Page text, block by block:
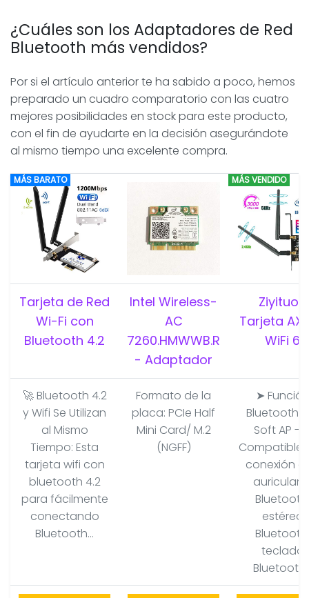
¿Cuáles son los Adaptadores de Red
Bluetooth más vendidos?
Por si el artículo anterior te ha sabido a poco, hemos
preparado un cuadro comparatorio con las cuatro
mejores posibilidades en stock para este producto,
con el fin de ayudarte en la decisión asegurándote
al mismo tiempo una excelente compra.
MÁS BARATO MÁS VENDIDO
Tarjeta de Red
Wi-Fi con
Bluetooth 4.2
Intel Wireless-
AC
7260.HMWWB.R
- Adaptador
Ziyituod
Tarjeta
WiFi 6
🚀 Bluetooth 4.2
y Wifi Se Utilizan
al Mismo
Tiempo: Esta
tarjeta wifi con
bluetooth 4.2
para fácilmente
conectando
Bluetooth...
Formato de la
placa: PCIe Half
Mini Card/ M.2
(NGFF)
➤ Función
Bluetooth
Soft AP
Compatible
conexión
Bluetooth,
estéreo
Bluetooth,
teclado